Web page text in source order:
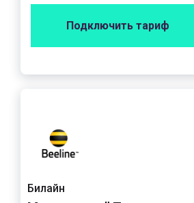
Подключить тариф
Билайн